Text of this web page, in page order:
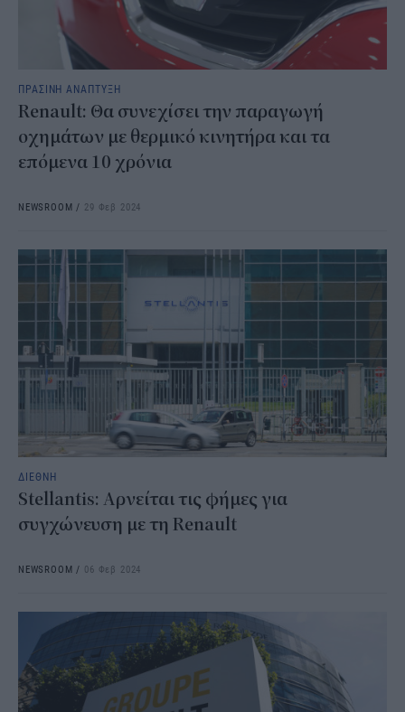
ΠΡΑΣΙΝΗ ΑΝΑΠΤΥΞΗ
Renault: Θα συνεχίσει την παραγωγή
οχημάτων με θερμικό κινητήρα και τα
επόμενα 10 χρόνια
NEWSROOM / 29 Φεβ 2024
ΔΙΕΘΝΗ
Stellantis: Αρνείται τις φήμες για
συγχώνευση με τη Renault
NEWSROOM / 06 Φεβ 2024